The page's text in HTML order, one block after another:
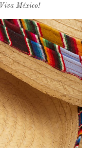
Viva México!